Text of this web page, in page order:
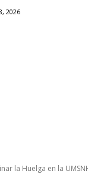
2026
la Huelga en la